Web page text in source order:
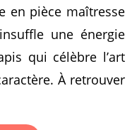
en pièce maîtresse
une énergie
qui célèbre l’art
À retrouver